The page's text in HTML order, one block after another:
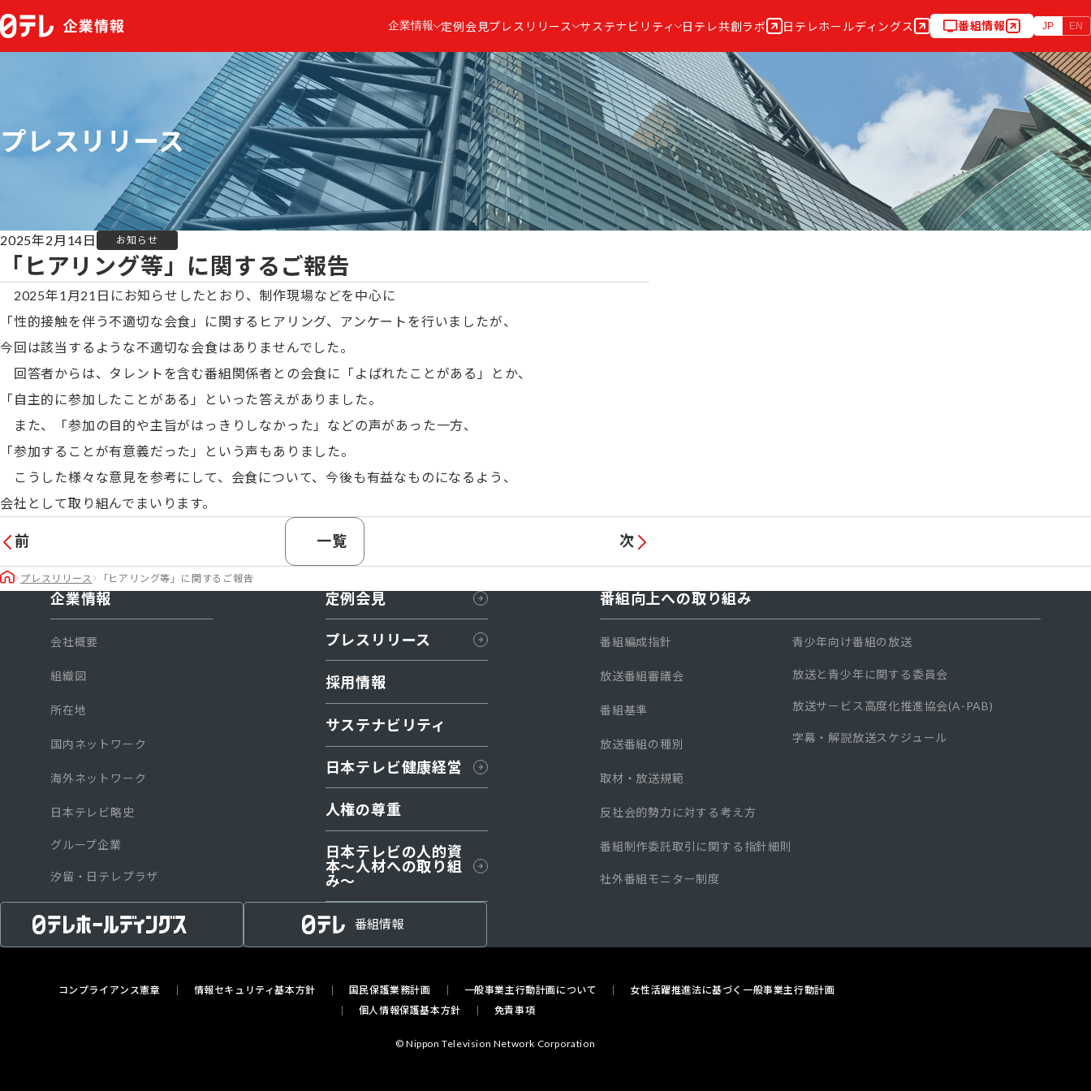
企業情報 定例会見プレスリリース サステナビリティ 日テレ共創ラボ 日テレホールディングス 番組情報 JP EN
プレスリリース
2025年2月14日 お知らせ
「ヒアリング等」に関するご報告
2025年1月21日にお知らせしたとおり、制作現場などを中心に
「性的接触を伴う不適切な会食」に関するヒアリング、アンケートを行いましたが、
今回は該当するような不適切な会食はありませんでした。
回答者からは、タレントを含む番組関係者との会食に「よばれたことがある」とか、
「自主的に参加したことがある」といった答えがありました。
また、「参加の目的や主旨がはっきりしなかった」などの声があった一方、
「参加することが有意義だった」という声もありました。
こうした様々な意見を参考にして、会食について、今後も有益なものになるよう、
会社として取り組んでまいります。
前 一覧 次
プレスリリース 「ヒアリング等」に関するご報告
企業情報
会社概要
組織図
所在地
国内ネットワーク
海外ネットワーク
日本テレビ略史
グループ企業
汐留・日テレプラザ
定例会見
プレスリリース
採用情報
サステナビリティ
日本テレビ健康経営
人権の尊重
日本テレビの人的資
本〜人材への取り組
み～
番組向上への取り組み
番組編成指針
放送番組審議会
番組基準
放送番組の種別
取材・放送規範
反社会的勢力に対する考え方
番組制作委託取引に関する指針細則
社外番組モニター制度
青少年向け番組の放送
放送と青少年に関する委員会
放送サービス高度化推進協会(A-PAB)
字幕・解説放送スケジュール
番組情報
コンプライアンス憲章 情報セキュリティ基本方針 国民保護業務計画 一般事業主行動計画について 女性活躍推進法に基づく 一般事業主行動計画
個人情報保護基本方針
免責事項
© Nippon Television Network Corporation